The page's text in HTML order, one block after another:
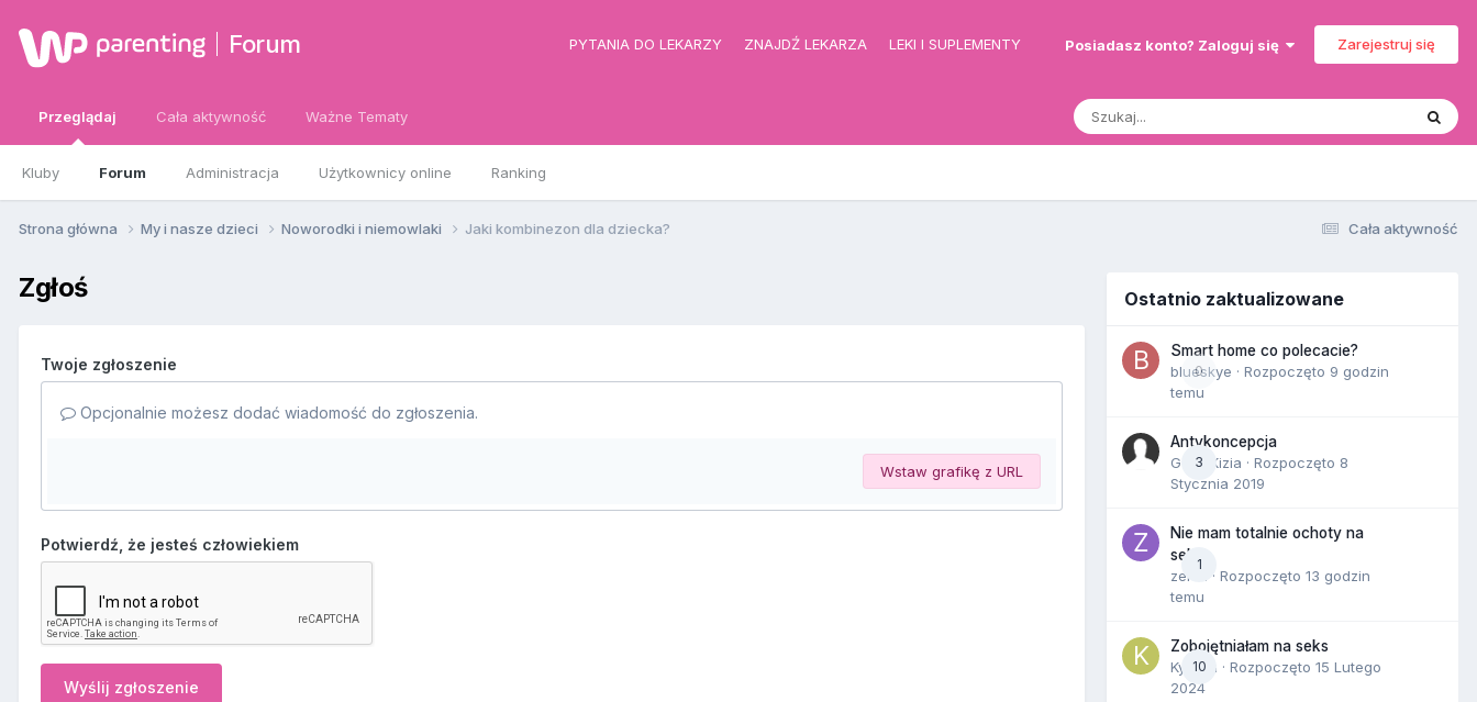
Forum PYTANIA DO LEKARZY ZNAJDŹ LEKARZA LEKI I SUPLEMENTY Posiadasz konto? Zaloguj się Zarejestruj się
Przeglądaj
Kluby Forum Administracja Użytkownicy online Ranking
Cała aktywność Ważne Tematy
Cała aktywność
Strona główna My i nasze dzieci Noworodki i niemowlaki Jaki kombinezon dla dziecka?
Zgłoś
Twoje zgłoszenie
Opcjonalnie możesz dodać wiadomość do zgłoszenia.
Wstaw grafikę z URL
Potwierdź, że jesteś człowiekiem
Wyślij zgłoszenie
Ostatnio zaktualizowane
0
Smart home co polecacie?
blueskye · Rozpoczęto 9 godzin
temu
3
Antykoncepcja
Gość Kizia · Rozpoczęto 8
Stycznia 2019
1
Nie mam totalnie ochoty na
seks
zenla
· Rozpoczęto 13 godzin
temu
10
Zobojętniałam na seks
Kynara · Rozpoczęto 15 Lutego
2024